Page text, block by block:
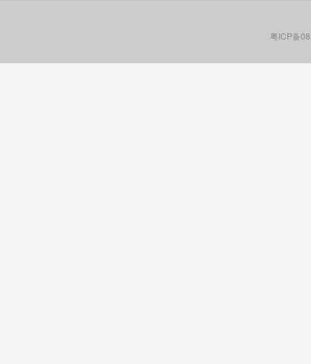
粤ICP备